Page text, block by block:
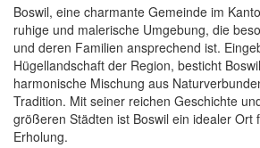
Boswil, eine charmante Gemeinde im
ruhige und malerische Umgebung, die
und deren Familien ansprechend ist.
Hügellandschaft der Region, besticht
harmonische Mischung aus
Tradition. Mit seiner reichen Geschichte
größeren Städten ist Boswil ein idealer Ort
Erholung.